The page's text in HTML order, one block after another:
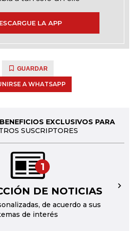
LA APP
GUARDAR
A WHATSAPP
EXCLUSIVOS PARA
SUSCRIPTORES
1
DE NOTICIAS
de acuerdo a sus
de interés
→